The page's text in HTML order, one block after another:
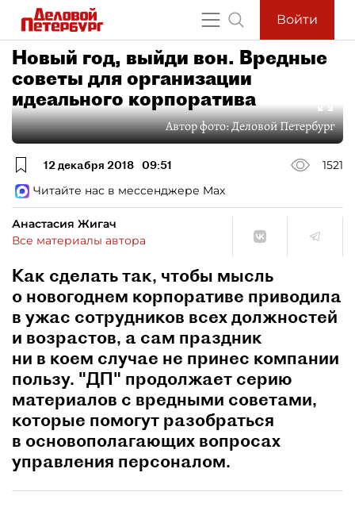
Войти
Новый год, выйди вон. Вредные
советы для организации
идеального корпоратива
Автор фото:Деловой Петербург
12 декабря 2018 09:51
1521
Читайте нас в мессенджере Max
Анастасия Жигач
Все материалы автора
Как сделать так, чтобы мысль
о новогоднем корпоративе приводила
в ужас сотрудников всех должностей
и возрастов, а сам праздник
ни в коем случае не принес компании
пользу. "ДП" продолжает серию
материалов с вредными советами,
которые помогут разобраться
в основополагающих вопросах
управления персоналом.